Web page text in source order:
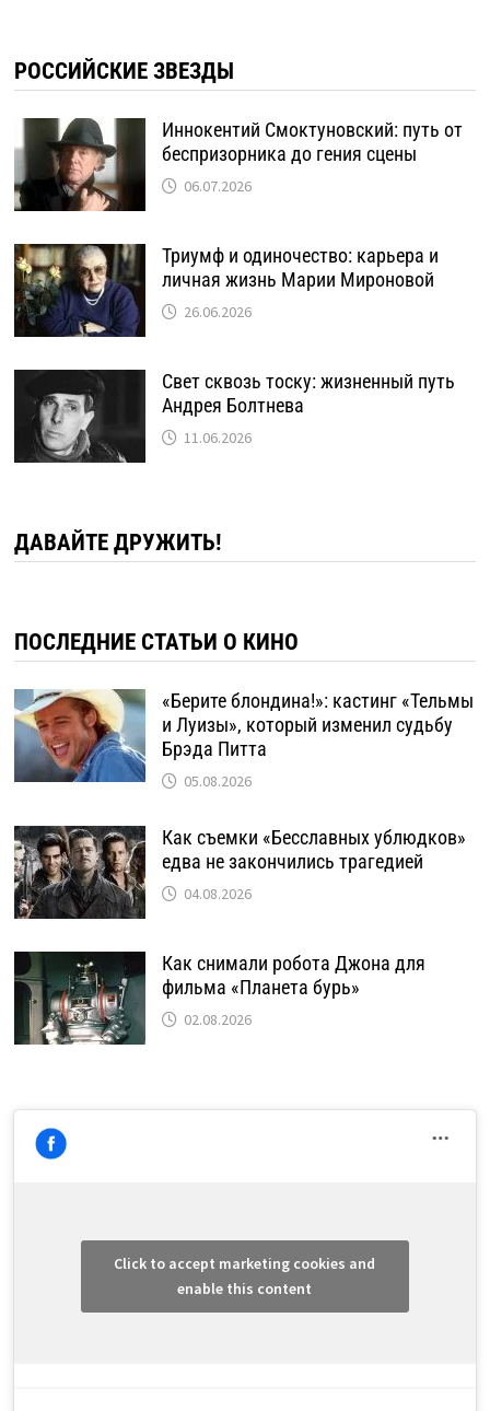
РОССИЙСКИЕ ЗВЕЗДЫ
Иннокентий Смоктуновский: путь от
беспризорника до гения сцены
06.07.2026
Триумф и одиночество: карьера и
личная жизнь Марии Мироновой
26.06.2026
Свет сквозь тоску: жизненный путь
Андрея Болтнева
11.06.2026
ДАВАЙТЕ ДРУЖИТЬ!
ПОСЛЕДНИЕ СТАТЬИ О КИНО
«Берите блондина!»: кастинг «Тельмы
и Луизы», который изменил судьбу
Брэда Питта
05.08.2026
Как съемки «Бесславных ублюдков»
едва не закончились трагедией
04.08.2026
Как снимали робота Джона для
фильма «Планета бурь»
02.08.2026
Click to accept marketing cookies and
enable this content